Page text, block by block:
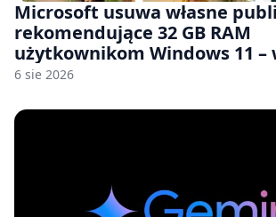
Microsoft usuwa własne
rekomendujące 32 GB RAM
użytkownikom Windows 11 –
nam przy tym komputery z 8
6 sie 2026